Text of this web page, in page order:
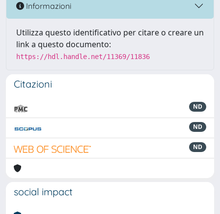
Informazioni
Utilizza questo identificativo per citare o creare un
link a questo documento:
https://hdl.handle.net/11369/11836
Citazioni
ND
ND
ND
social impact